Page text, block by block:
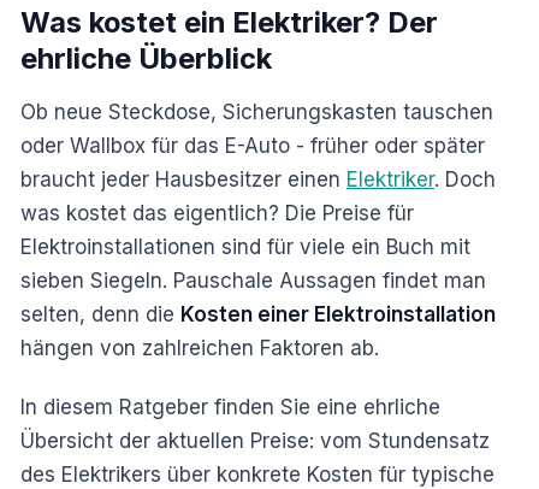
Was kostet ein Elektriker? Der
ehrliche Überblick
Ob neue Steckdose, Sicherungskasten tauschen
oder Wallbox für das E-Auto - früher oder später
braucht jeder Hausbesitzer einen Elektriker. Doch
was kostet das eigentlich? Die Preise für
Elektroinstallationen sind für viele ein Buch mit
sieben Siegeln. Pauschale Aussagen findet man
selten, denn die Kosten einer Elektroinstallation
hängen von zahlreichen Faktoren ab.
In diesem Ratgeber finden Sie eine ehrliche
Übersicht der aktuellen Preise: vom Stundensatz
des Elektrikers über konkrete Kosten für typische